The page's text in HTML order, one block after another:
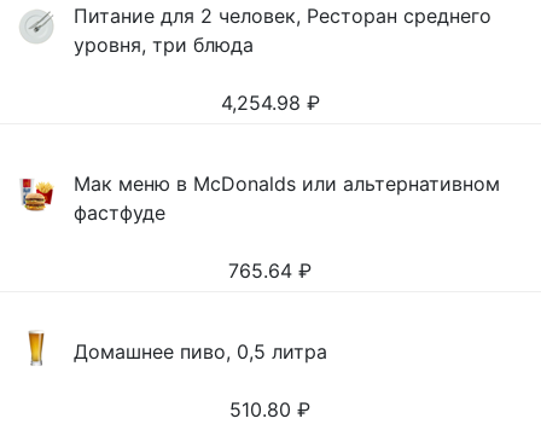
Питание для 2 человек, Ресторан среднего
уровня, три блюда
4,254.98 ₽
Мак меню в McDonalds или альтернативном
фастфуде
765.64 ₽
Домашнее пиво, 0,5 литра
510.80 ₽